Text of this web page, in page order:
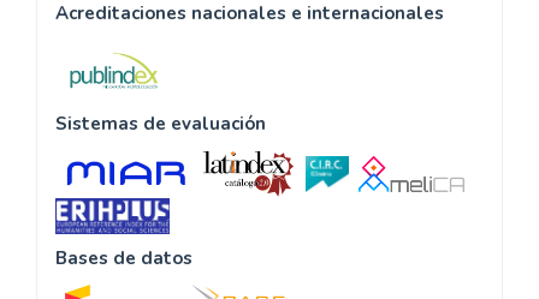
Acreditaciones nacionales e internacionales
Sistemas de evaluación
Bases de datos